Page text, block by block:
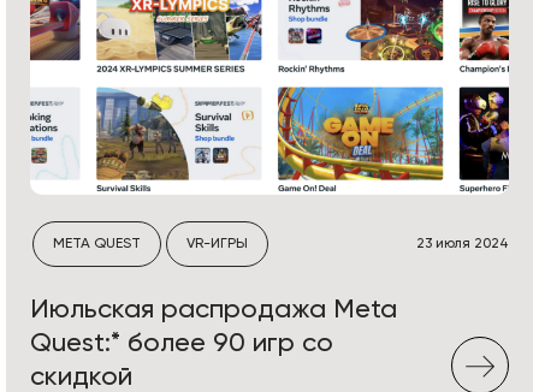
META QUEST VR-ИГРЫ 23 июля 2024
Июльская распродажа Meta
Quest:* более 90 игр со
скидкой